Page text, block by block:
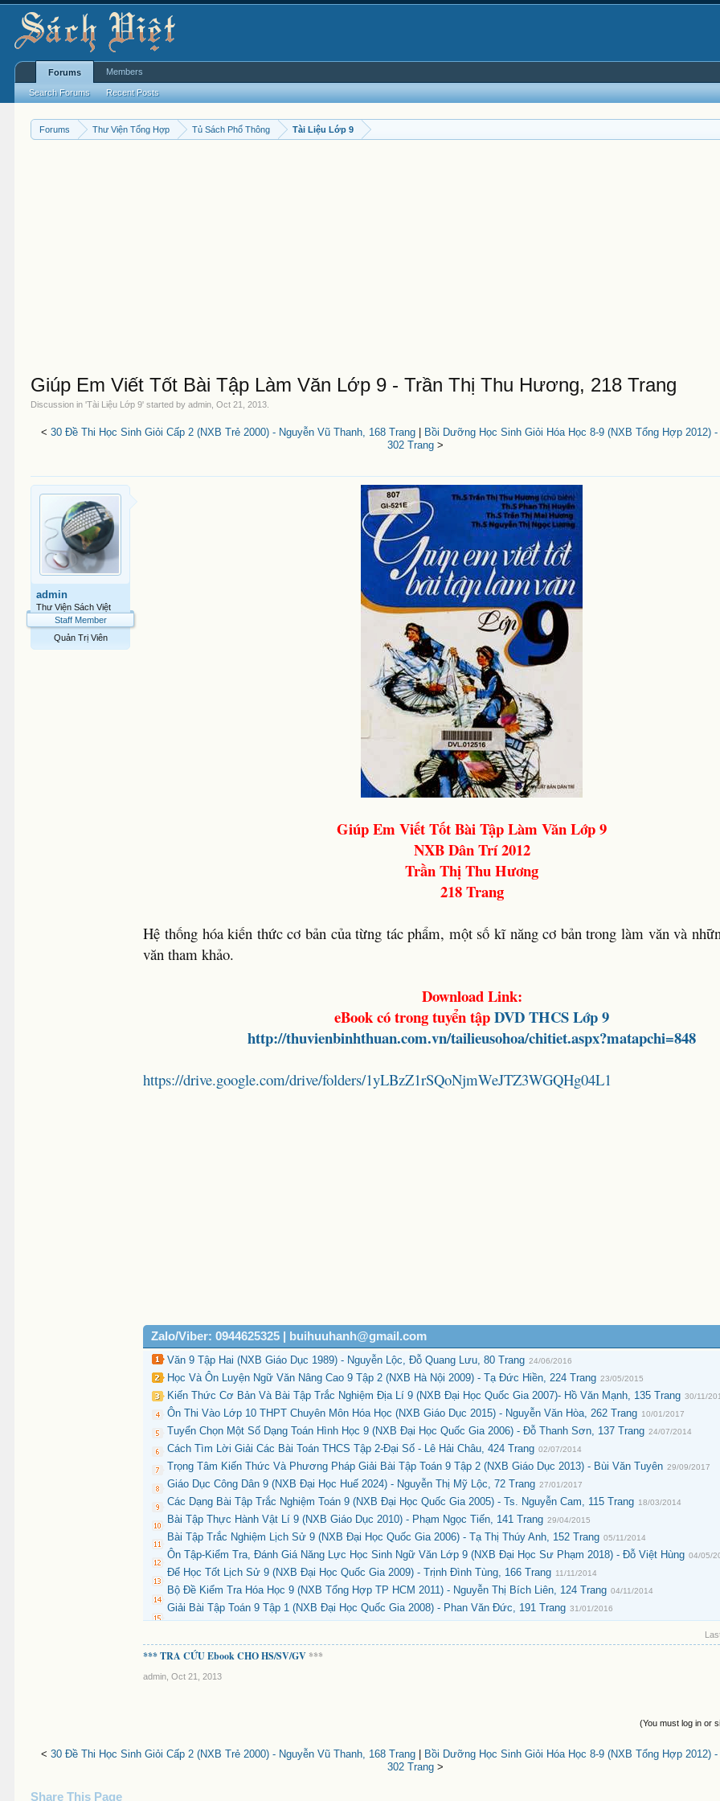
Forums Thư Viện Tổng Hợp Tủ Sách Phổ Thông Tài Liệu Lớp 9
Giúp Em Viết Tốt Bài Tập Làm Văn Lớp 9 - Trần Thị Thu Hương, 218 Trang
Discussion in 'Tài Liệu Lớp 9' started byadmin ,Oct 21, 2013
< 30 Đề Thi Học Sinh Giỏi Cấp 2 (NXB Trẻ 2000) - Nguyễn Vũ Thanh, 168 Trang
Bồi Dưỡng Học Sinh Giỏi Hóa Học 8-9 (NXB Tổng Hợp 2012)
302 Trang >
admin
Thư Viện Sách Việt
Staff Member
Quản Trị Viên
Giúp Em Viết Tốt Bài Tập Làm Văn Lớp 9
NXB Dân Trí 2012
Trần Thị Thu Hương
218 Trang
Hệ thống hóa kiến thức cơ bản của từng tác phẩm, một số kĩ năng cơ bản trong làm văn và
văn tham khảo.
Download Link:
eBook có trong tuyển tậpDVD THCS Lớp 9
http://thuvienbinhthuan.com.vn/tailieusohoa/chitiet.aspx?matapchi=848
https://drive.google.com/drive/folders/1yLBzZ1rSQoNjmWeJTZ3WGQHg04L1
Zalo/Viber: 0944625325 | buihuuhanh@gmail.com
Văn 9 Tập Hai (NXB Giáo Dục 1989) - Nguyễn Lộc, Đỗ Quang Lưu, 80 Trang 24/06/2016
Học Và Ôn Luyện Ngữ Văn Nâng Cao 9 Tập 2 (NXB Hà Nội 2009) - Tạ Đức Hiền, 224 Trang 23/05/2015
Kiến Thức Cơ Bản Và Bài Tập Trắc Nghiệm Địa Lí 9 (NXB Đại Học Quốc Gia 2007)- Hồ Văn Mạnh, 135 Trang 30/11/
Ôn Thi Vào Lớp 10 THPT Chuyên Môn Hóa Học (NXB Giáo Dục 2015) - Nguyễn Văn Hòa, 262 Trang 10/01/2017
Tuyển Chọn Một Số Dạng Toán Hình Học 9 (NXB Đại Học Quốc Gia 2006) - Đỗ Thanh Sơn, 137 Trang 24/07/2014
Cách Tìm Lời Giải Các Bài Toán THCS Tập 2-Đại Số - Lê Hải Châu, 424 Trang 02/07/2014
Trọng Tâm Kiến Thức Và Phương Pháp Giải Bài Tập Toán 9 Tập 2 (NXB Giáo Dục 2013) - Bùi Văn Tuyên 29/09/2017
Giáo Dục Công Dân 9 (NXB Đại Học Huế 2024) - Nguyễn Thị Mỹ Lộc, 72 Trang 27/01/2017
Các Dạng Bài Tập Trắc Nghiệm Toán 9 (NXB Đại Học Quốc Gia 2005) - Ts. Nguyễn Cam, 115 Trang 18/03/2014
Bài Tập Thực Hành Vật Lí 9 (NXB Giáo Dục 2010) - Phạm Ngọc Tiến, 141 Trang 29/04/2015
Bài Tập Trắc Nghiệm Lịch Sử 9 (NXB Đại Học Quốc Gia 2006) - Tạ Thị Thúy Anh, 152 Trang 05/11/2014
Ôn Tập-Kiểm Tra, Đánh Giá Năng Lực Học Sinh Ngữ Văn Lớp 9 (NXB Đại Học Sư Phạm 2018) - Đỗ Việt Hùng 04/05/
Để Học Tốt Lịch Sử 9 (NXB Đại Học Quốc Gia 2009) - Trịnh Đình Tùng, 166 Trang 11/11/2014
Bộ Đề Kiểm Tra Hóa Học 9 (NXB Tổng Hợp TP HCM 2011) - Nguyễn Thị Bích Liên, 124 Trang 04/11/2014
Giải Bài Tập Toán 9 Tập 1 (NXB Đại Học Quốc Gia 2008) - Phan Văn Đức, 191 Trang 31/01/2016
*** TRA CỨU Ebook CHO HS/SV/GV ***
admin Oct 21, 2013
(You must log in or
< 30 Đề Thi Học Sinh Giỏi Cấp 2 (NXB Trẻ 2000) - Nguyễn Vũ Thanh, 168 Trang
Bồi Dưỡng Học Sinh Giỏi Hóa Học 8-9 (NXB Tổng Hợp 2012)
302 Trang >
Share This Page
Forums
Search Forums Recent Posts
Members